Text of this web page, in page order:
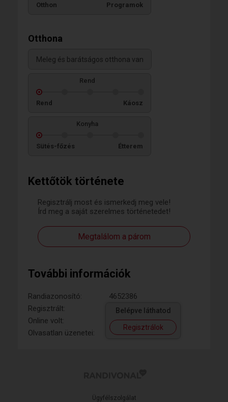
Kettőtök története
Regisztrálj most és ismerkedj meg vele!
Írd meg a saját szerelmes történetedet!
Megtalálom a párom
További információk
Randiazonosító:
4652386
Regisztrált:
Online volt:
Olvasatlan üzenetei:
Belépve láthatod
Regisztrálok
Otthon Programok
Otthona
Meleg és barátságos otthona van
Rend
Rend Káosz
Konyha
Sütés-főzés Étterem
Ügyfélszolgálat